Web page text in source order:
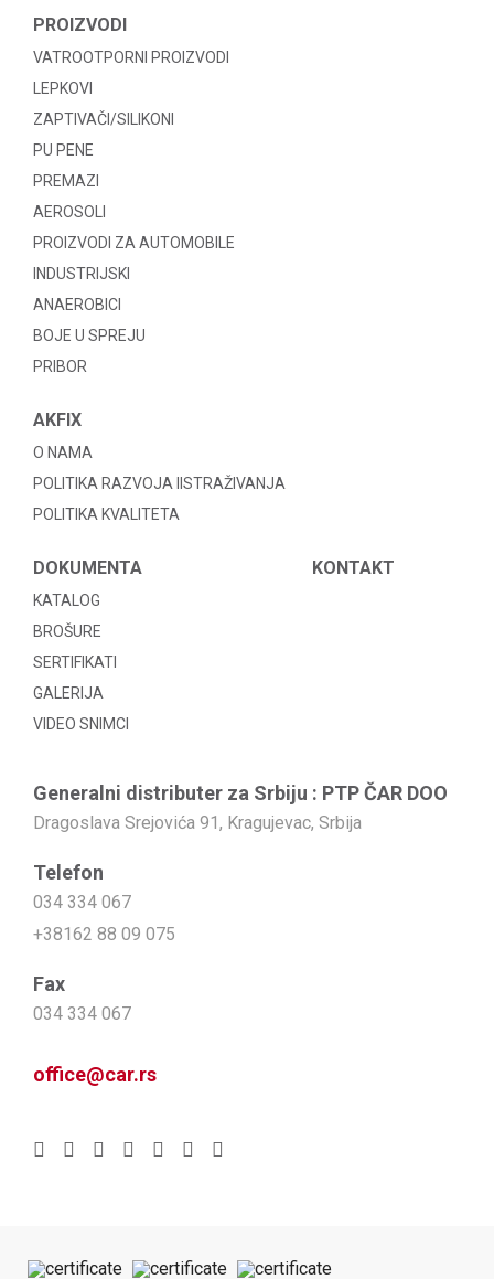
PROIZVODI
VATROOTPORNI PROIZVODI
LEPKOVI
ZAPTIVAČI/SILIKONI
PU PENE
PREMAZI
AEROSOLI
PROIZVODI ZA AUTOMOBILE
INDUSTRIJSKI
ANAEROBICI
BOJE U SPREJU
PRIBOR
AKFIX
O NAMA
POLITIKA RAZVOJA IISTRAŽIVANJA
POLITIKA KVALITETA
DOKUMENTA
KATALOG
BROŠURE
SERTIFIKATI
GALERIJA
VIDEO SNIMCI
KONTAKT
Generalni distributer za Srbiju : PTP ČAR DOO
Dragoslava Srejovića 91, Kragujevac, Srbija
Telefon
034 334 067
+38162 88 09 075
Fax
034 334 067
office@car.rs